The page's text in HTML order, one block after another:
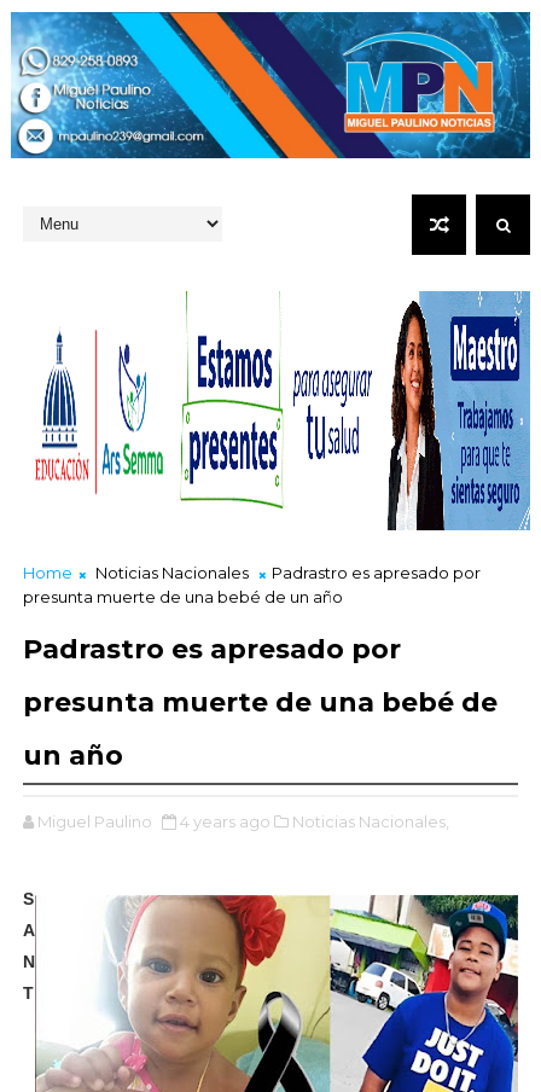
Home Noticias Nacionales
Padrastro es apresado por
presunta muerte de una bebé de un año
Padrastro es apresado por
presunta muerte de una bebé de
un año
Miguel Paulino 4 years ago Noticias Nacionales,
S
A
N
T